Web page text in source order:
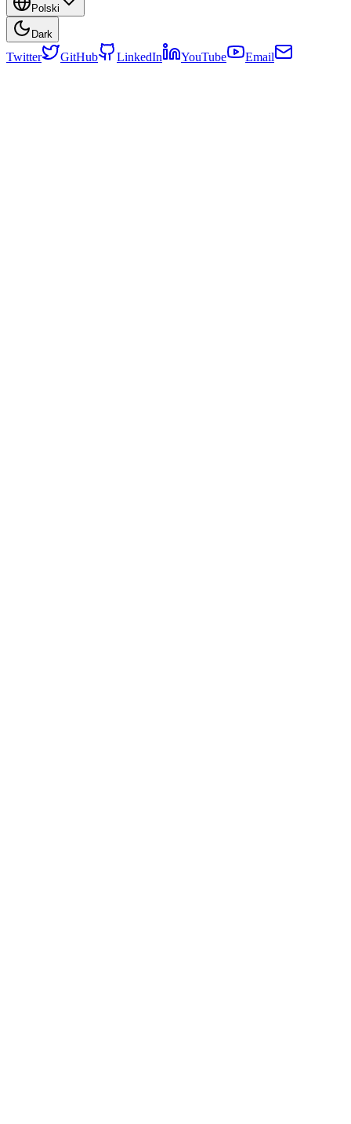
Polski
Dark
Twitter GitHub LinkedIn YouTube Email